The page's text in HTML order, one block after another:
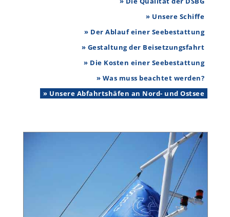
» Unsere Schiffe
» Der Ablauf einer Seebestattung
» Gestaltung der Beisetzungsfahrt
» Die Kosten einer Seebestattung
» Was muss beachtet werden?
» Unsere Abfahrtshäfen an Nord- und Ostsee